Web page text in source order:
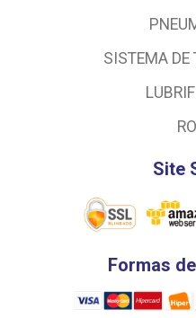
SISTEMA DE
Site
Formas